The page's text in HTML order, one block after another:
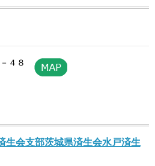
４８
生会支部茨城県済生会水戸済生